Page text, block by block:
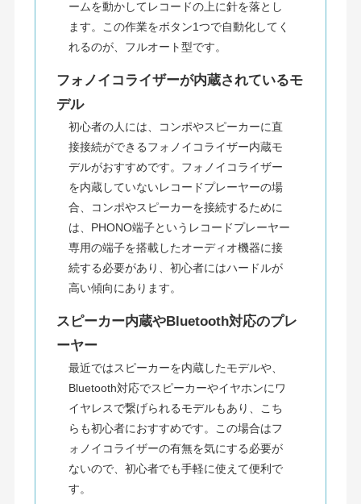
ームを動かしてレコードの上に針を落とし
ます。この作業をボタン1つで自動化してく
れるのが、フルオート型です。
フォノイコライザーが内蔵されているモ
デル
初心者の人には、コンポやスピーカーに直
接接続ができるフォノイコライザー内蔵モ
デルがおすすめです。フォノイコライザー
を内蔵していないレコードプレーヤーの場
合、コンポやスピーカーを接続するために
は、PHONO端子というレコードプレーヤー
専用の端子を搭載したオーディオ機器に接
続する必要があり、初心者にはハードルが
高い傾向にあります。
スピーカー内蔵やBluetooth対応のプレ
ーヤー
最近ではスピーカーを内蔵したモデルや、
Bluetooth対応でスピーカーやイヤホンにワ
イヤレスで繋げられるモデルもあり、こち
らも初心者におすすめです。この場合はフ
ォノイコライザーの有無を気にする必要が
ないので、初心者でも手軽に使えて便利で
す。